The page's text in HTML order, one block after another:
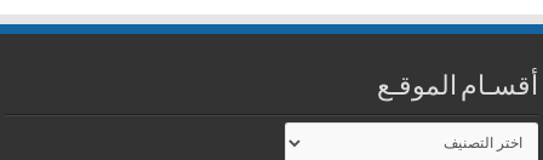
أقسـام الموقـع
أقسـام
الموقـع